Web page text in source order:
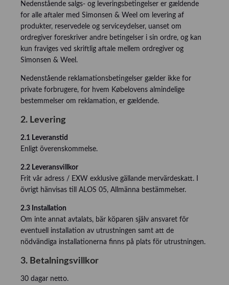
Nedenstående salgs- og leveringsbetingelser er gældende
for alle aftaler med Simonsen & Weel om levering af
produkter, reservedele og serviceydelser, uanset om
ordregiver foreskriver andre betingelser i sin ordre, og kan
kun fraviges ved skriftlig aftale mellem ordregiver og
Simonsen & Weel.
Nedenstående reklamationsbetingelser gælder ikke for
private forbrugere, for hvem Købelovens almindelige
bestemmelser om reklamation, er gældende.
2. Levering
2.1 Leveranstid
Enligt överenskommelse.
2.2 Leveransvillkor
Frit vår adress / EXW exklusive gällande mervärdeskatt. I
övrigt hänvisas till ALOS 05, Allmänna bestämmelser.
2.3 Installation
Om inte annat avtalats, bär köparen själv ansvaret för
eventuell installation av utrustningen samt att de
nödvändiga installationerna finns på plats för utrustningen.
3. Betalningsvillkor
30 dagar netto.